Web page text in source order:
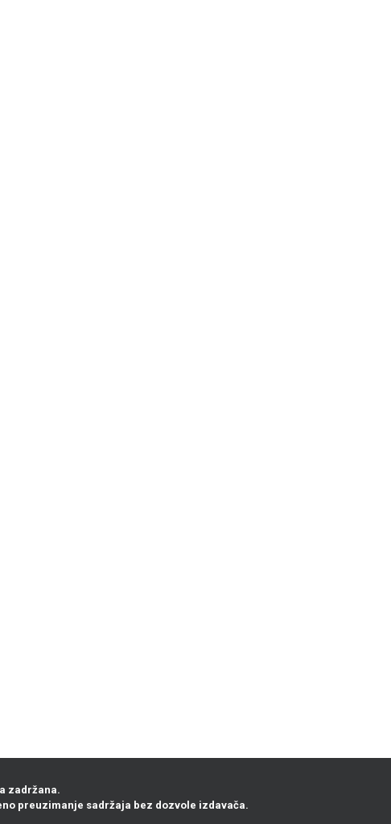
zadržana.
preuzimanje sadržaja bez dozvole izdavača.